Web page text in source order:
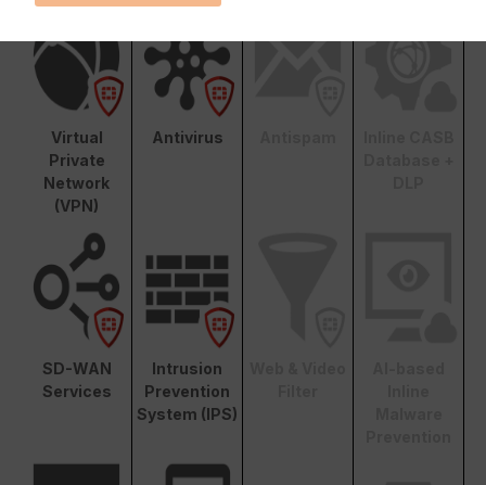
Virtual
Private
Network
(VPN)
Antivirus
SD-WAN
Services
Intrusion
Prevention
System (IPS)